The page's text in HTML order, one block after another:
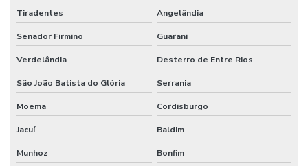
Tiradentes Angelândia
Senador Firmino Guarani
Verdelândia Desterro de Entre Rios
São João Batista do Glória Serrania
Moema Cordisburgo
Jacuí Baldim
Munhoz Bonfim